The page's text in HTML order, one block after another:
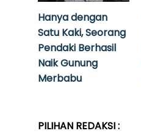
Hanya dengan
Satu Kaki, Seorang
Pendaki Berhasil
Naik Gunung
Merbabu
PILIHAN REDAKSI :